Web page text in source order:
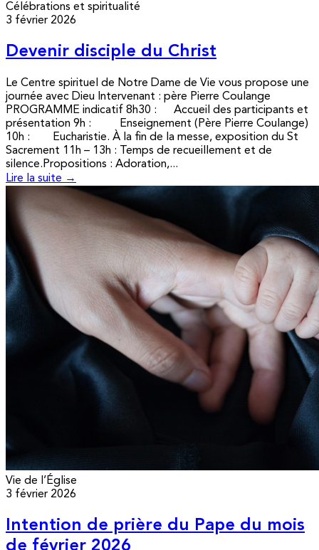
Célébrations et spiritualité
3 février 2026
Devenir disciple du Christ
Le Centre spirituel de Notre Dame de Vie vous propose une
journée avec Dieu Intervenant : père Pierre Coulange
PROGRAMME indicatif 8h30 : Accueil des participants et
présentation 9h : Enseignement (Père Pierre Coulange)
10h : Eucharistie. À la fin de la messe, exposition du St
Sacrement 11h – 13h : Temps de recueillement et de
silence.Propositions : Adoration,...
Lire la suite →
Vie de l’Église
3 février 2026
Intention de prière du Pape du mois
de février 2026